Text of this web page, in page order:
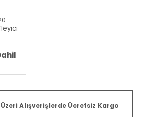
Akü
Üzeri Alışverişlerde Ücretsiz Kargo